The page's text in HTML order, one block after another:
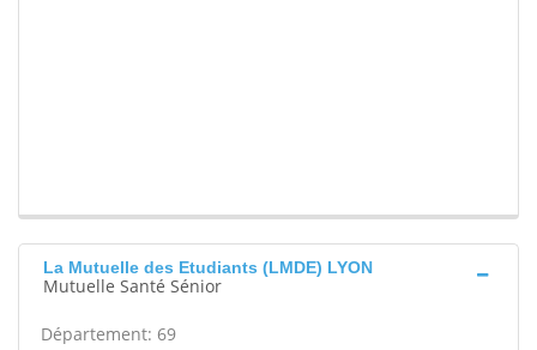
La Mutuelle des Etudiants (LMDE) LYON
Mutuelle Santé Sénior
Département: 69